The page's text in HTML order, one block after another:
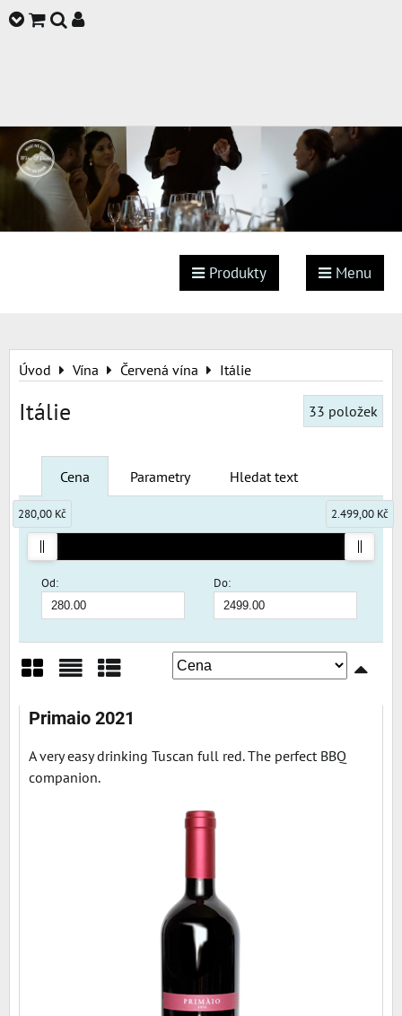
Produkty Menu
Úvod Vína Červená vína Itálie
Itálie 33 položek
Cena Parametry Hledat text
Od: Do:
280,00 Kč 2.499,00 Kč
Mřížka
Primaio 2021
A very easy drinking Tuscan full red. The perfect BBQ
companion.